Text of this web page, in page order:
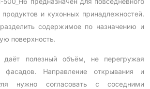
и кухонных принадлежностей.
содержимое по назначению и
поверхность.
полезный объём, не перегружая
фасадов. Направление открывания и
нужно согласовать с соседними